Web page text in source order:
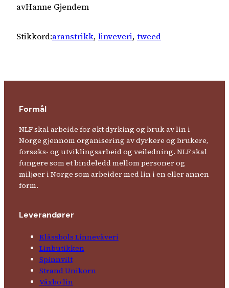
avHanne Gjendem
Stikkord:aranstrikk, linveveri, tweed
Formål
NLF skal arbeide for økt dyrking og bruk av lin i
Norge gjennom organisering av dyrkere og brukere,
forsøks- og utviklingsarbeid og veiledning. NLF skal
fungere som et bindeledd mellom personer og
miljøer i Norge som arbeider med lin i en eller annen
form.
Leverandører
Klässbols Linne­väveri
Linbutikken
Spinnvilt
Strand Unikorn
Växbo lin